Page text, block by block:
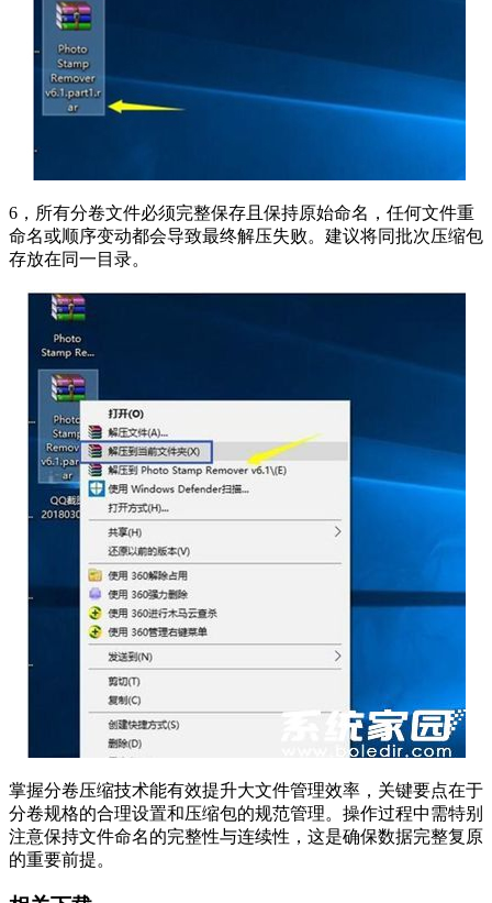
6，所有分卷文件必须完整保存且保持原始命名，任何文件重
命名或顺序变动都会导致最终解压失败。建议将同批次压缩包
存放在同一目录。
掌握分卷压缩技术能有效提升大文件管理效率，关键要点在于
分卷规格的合理设置和压缩包的规范管理。操作过程中需特别
注意保持文件命名的完整性与连续性，这是确保数据完整复原
的重要前提。